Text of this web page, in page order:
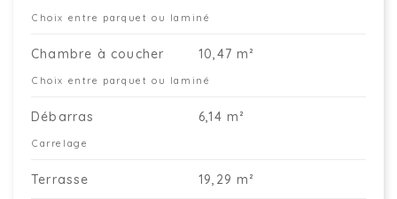
Choix entre parquet ou laminé
Chambre à coucher 10,47 m²
Choix entre parquet ou laminé
Débarras 6,14 m²
Carrelage
Terrasse 19,29 m²